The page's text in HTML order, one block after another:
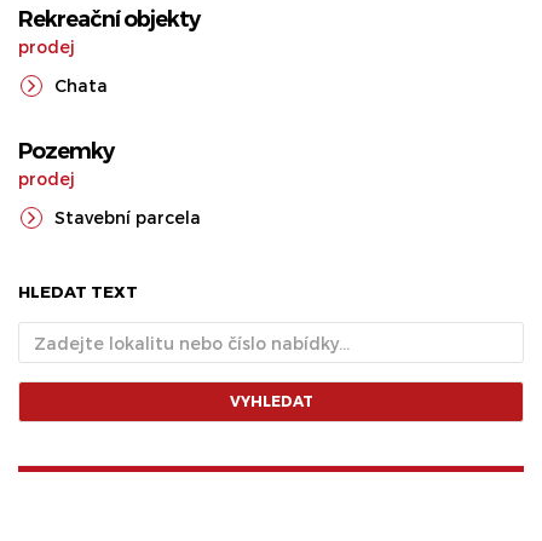
Rekreační objekty
prodej
Chata
Pozemky
prodej
Stavební parcela
HLEDAT TEXT
VYHLEDAT